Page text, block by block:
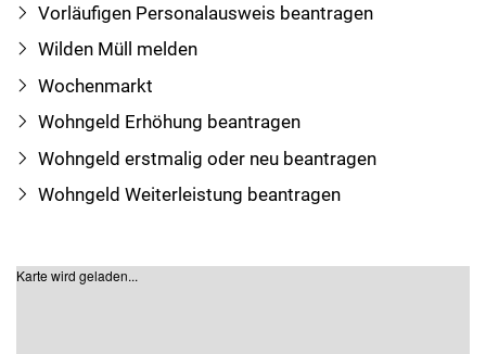
Vorläufigen Personalausweis beantragen
Wilden Müll melden
Wochenmarkt
Wohngeld Erhöhung beantragen
Wohngeld erstmalig oder neu beantragen
Wohngeld Weiterleistung beantragen
Karte wird geladen...